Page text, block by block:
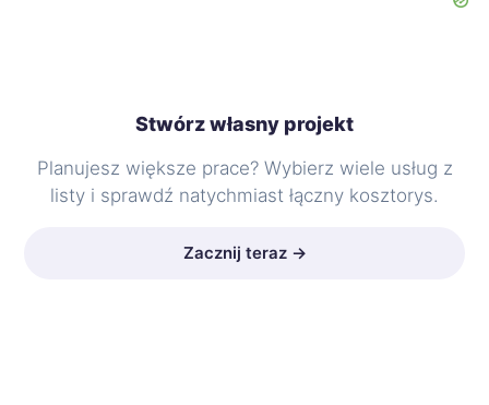
Stwórz własny projekt
Planujesz większe prace? Wybierz wiele usług z
listy i sprawdź natychmiast łączny kosztorys.
Zacznij teraz →